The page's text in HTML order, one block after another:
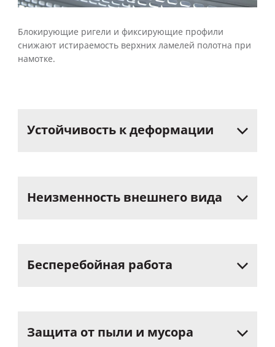
Блокирующие ригели и фиксирующие профили
снижают истираемость верхних ламелей полотна при
намотке.
Устойчивость кдеформации
Неизменность внешнего вида
Бесперебойная работа
Защита от пыли и мусора